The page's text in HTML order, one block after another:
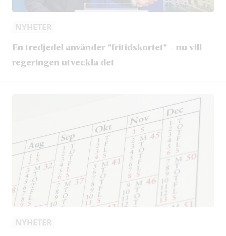
NYHETER
En tredjedel använder ”fritidskortet” – nu vill
regeringen utveckla det
NYHETER